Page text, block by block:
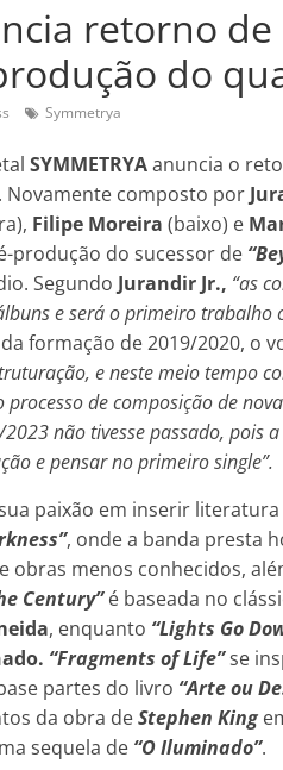
retorno
do
Symmetrya
SYMMETRYAanuncia o
composto por
Filipe Moreira (baixo) e
produção do sucessor de
Segundo Jurandir Jr., “as
e será o primeiro
formação de 2019/2020, o
e neste meio tempo
de composição de
não tivesse passado, pois
e pensar no primeiro single”.
paixão em inserir
, onde a banda presta
obras menos conhecidos,
Century”é baseada no
, enquanto “Lights Go
“Fragments of Life”se
partes do livro “Arte ou
da obra deStephen King
sequela de “O Iluminado”.